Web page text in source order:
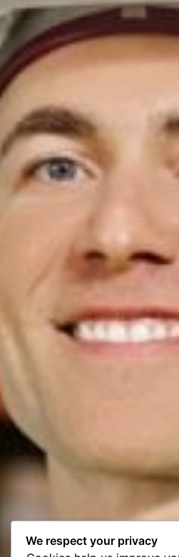
We respect your privacy